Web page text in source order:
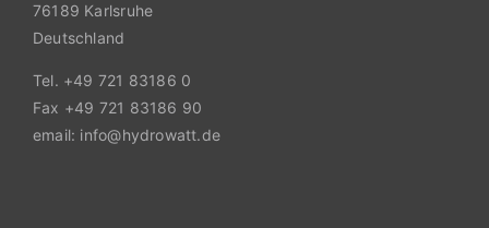
76189 Karlsruhe
Deutschland
Tel. +49 721 83186 0
Fax +49 721 83186 90
email: info@hydrowatt.de